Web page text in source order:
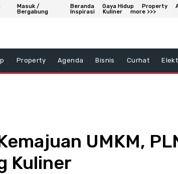
Masuk /
Bergabung
Beranda Gaya Hidup Property
Inspirasi
Kuliner more >>>
Property Agenda Bisnis Curhat
UMKM,
Kuliner